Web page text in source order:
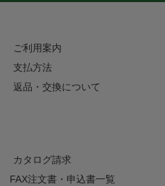
ご利用案内
支払方法
返品・交換について
カタログ請求
FAX注文書・申込書一覧